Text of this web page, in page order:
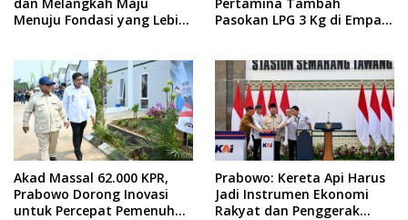
Menuju Fondasi yang Lebih
Pasokan LPG 3 Kg di Empat
Akad Massal 62.000 KPR,
Prabowo Dorong Inovasi
untuk Percepat Pemenuhan
Prabowo: Kereta Api Harus
Jadi Instrumen Ekonomi
Rakyat dan Penggerak